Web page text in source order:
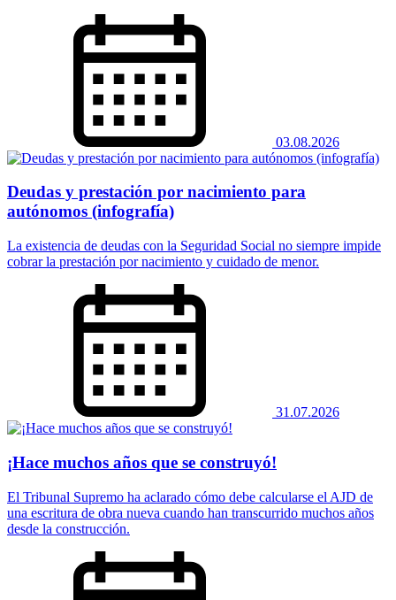
03.08.2026
Deudas y prestación por nacimiento para
autónomos (infografía)
La existencia de deudas con la Seguridad Social no siempre impide
cobrar la prestación por nacimiento y cuidado de menor.
31.07.2026
¡Hace muchos años que se construyó!
El Tribunal Supremo ha aclarado cómo debe calcularse el AJD de
una escritura de obra nueva cuando han transcurrido muchos años
desde la construcción.